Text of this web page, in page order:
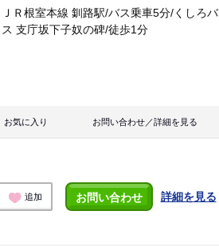
ＪＲ根室本線 釧路駅/バス乗車5分/くしろバ
ス 支庁坂下子奴の碑/徒歩1分
お気に入り お問い合わせ／詳細を見る
追加 お問い合わせ 詳細を見る